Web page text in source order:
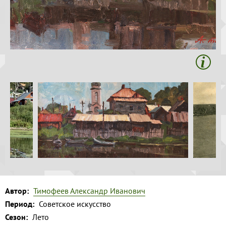
Автор: Тимофеев Александр Иванович
Период: Советское искусство
Сезон: Лето
Копировать
Волга и
левый берег
Время
года на
Весна
Лето
Осень
Коллекция
Музей
1